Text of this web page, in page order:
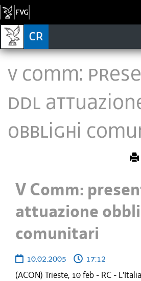
V Comm:
ddl
obblighi
V Comm:
attuazione
comunitari
10.02.2005
17:12
(ACON) Trieste, 10 feb - RC -